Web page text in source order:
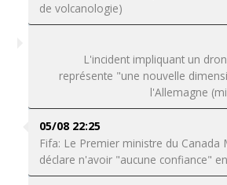
de volcanologie)
L'incident impliquant un
représente "une nouvelle
l'Allemagne
05/08 22:25
Fifa: Le Premier ministre du Canada
déclare n'avoir "aucune confiance"